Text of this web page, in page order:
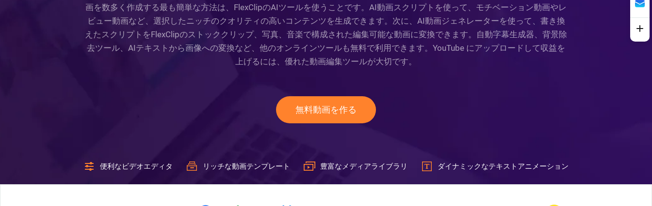
画を数多く作成する最も簡単な方法は、FlexClipのAIツールを使うことです。AI動画スクリプトを使って、モチベーション動画やレ
ビュー動画など、選択したニッチのクオリティの高いコンテンツを生成できます。次に、AI動画ジェネレーターを使って、書き換
えたスクリプトをFlexClipのストッククリップ、写真、音楽で構成された編集可能な動画に変換できます。自動字幕生成器、背景除
去ツール、AIテキストから画像への変換など、他のオンラインツールも無料で利用できます。YouTube にアップロードして収益を
上げるには、優れた動画編集ツールが大切です。
無料動画を作る
便利なビデオエディタ リッチな動画テンプレート 豊富なメディアライブラリ ダイナミックなテキストアニメーション